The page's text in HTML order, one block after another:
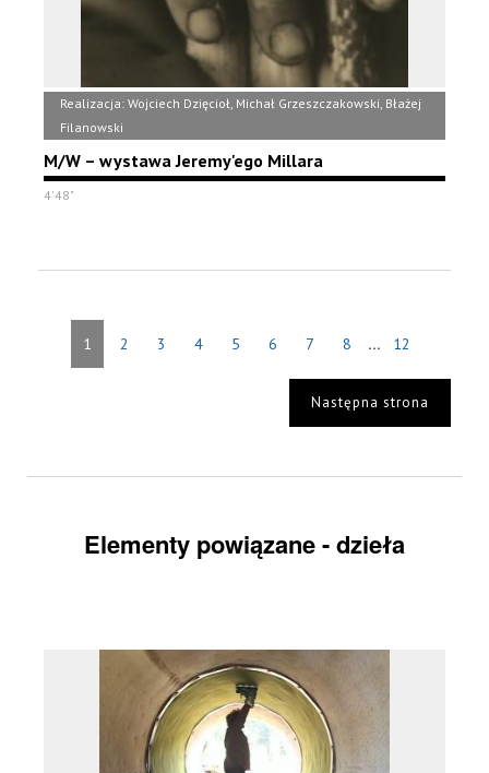
Realizacja: Wojciech Dzięcioł, Michał Grzeszczakowski, Błażej
Filanowski
M/W – wystawa Jeremy'ego Millara
4'48"
1 2 3 4 5 6 7 8 ... 12
Następna strona
Elementy powiązane - dzieła